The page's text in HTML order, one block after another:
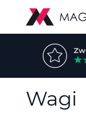
Wagi